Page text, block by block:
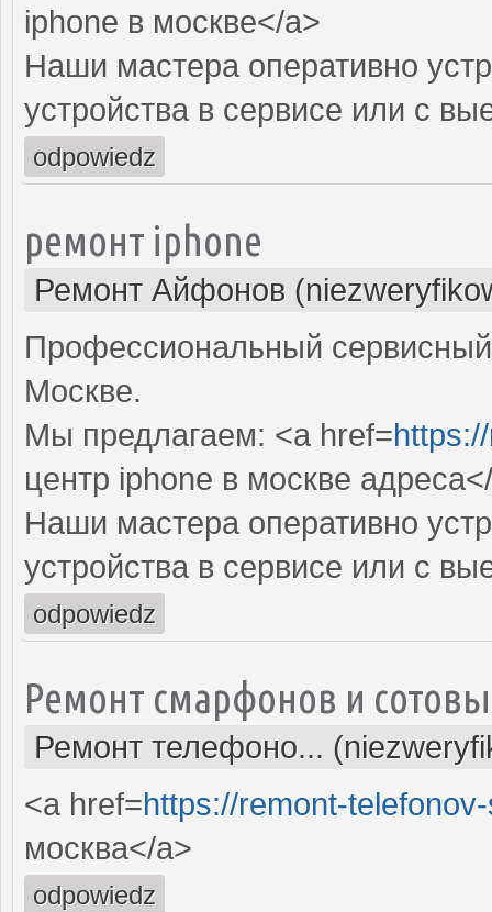
iphone в москве</a>
Наши мастера оперативно
устройства в сервисе или с
odpowiedz
ремонт iphone
Ремонт Айфонов
Профессиональный
Москве.
Мы предлагаем: <a href=
центр iphone в москве
Наши мастера оперативно
устройства в сервисе или с
odpowiedz
Ремонт смарфонов и
Ремонт телефоно...
<a href=https://remont-
москва</a>
odpowiedz